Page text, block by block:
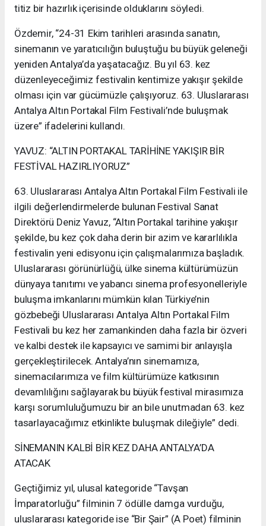
titiz bir hazırlık içerisinde olduklarını söyledi.
Özdemir, “24-31 Ekim tarihleri arasında sanatın,
sinemanın ve yaratıcılığın buluştuğu bu büyük geleneği
yeniden Antalya’da yaşatacağız. Bu yıl 63. kez
düzenleyeceğimiz festivalin kentimize yakışır şekilde
olması için var gücümüzle çalışıyoruz. 63. Uluslararası
Antalya Altın Portakal Film Festivali’nde buluşmak
üzere” ifadelerini kullandı.
YAVUZ: “ALTIN PORTAKAL TARİHİNE YAKIŞIR BİR
FESTİVAL HAZIRLIYORUZ”
63. Uluslararası Antalya Altın Portakal Film Festivali ile
ilgili değerlendirmelerde bulunan Festival Sanat
Direktörü Deniz Yavuz, “Altın Portakal tarihine yakışır
şekilde, bu kez çok daha derin bir azim ve kararlılıkla
festivalin yeni edisyonu için çalışmalarımıza başladık.
Uluslararası görünürlüğü, ülke sinema kültürümüzün
dünyaya tanıtımı ve yabancı sinema profesyonelleriyle
buluşma imkanlarını mümkün kılan Türkiye’nin
gözbebeği Uluslararası Antalya Altın Portakal Film
Festivali bu kez her zamankinden daha fazla bir özveri
ve kalbi destek ile kapsayıcı ve samimi bir anlayışla
gerçekleştirilecek. Antalya’nın sinemamıza,
sinemacılarımıza ve film kültürümüze katkısının
devamlılığını sağlayarak bu büyük festival mirasımıza
karşı sorumluluğumuzu bir an bile unutmadan 63. kez
tasarlayacağımız etkinlikte buluşmak dileğiyle” dedi.
SİNEMANIN KALBİ BİR KEZ DAHA ANTALYA’DA
ATACAK
Geçtiğimiz yıl, ulusal kategoride “Tavşan
İmparatorluğu” filminin 7 ödülle damga vurduğu,
uluslararası kategoride ise “Bir Şair” (A Poet) filminin